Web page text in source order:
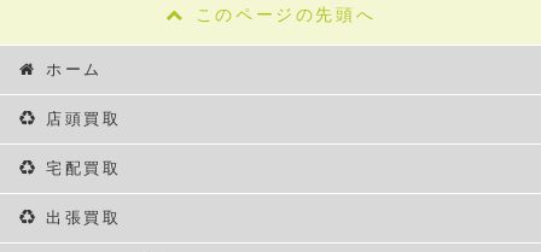
このページの先頭へ
ホーム
店頭買取
宅配買取
出張買取